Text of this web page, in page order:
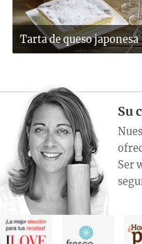
Tarta de queso japonesa
Su
Ser